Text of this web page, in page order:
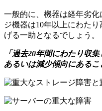
一般的に、機器は経年劣
ジ機器は10年以上にわた
げる一助となるでしょう。
「過去20年間にわたり収
あるいは減少傾向にあるこ